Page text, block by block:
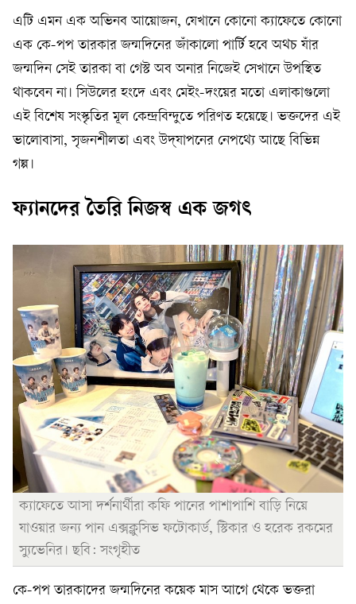
এটি এমন এক অভিনব আয়োজন, যেখানে কোনো ক্যাফেতে কোনো
এক কে-পপ তারকার জন্মদিনের জাঁকালো পার্টি হবে অথচ যাঁর
জন্মদিন সেই তারকা বা গেস্ট অব অনার নিজেই সেখানে উপস্থিত
থাকবেন না। সিউলের হংদে এবং মেইং-দংয়ের মতো এলাকাগুলো
এই বিশেষ সংস্কৃতির মূল কেন্দ্রবিন্দুতে পরিণত হয়েছে। ভক্তদের এই
ভালোবাসা, সৃজনশীলতা এবং উদ্‌যাপনের নেপথ্যে আছে বিভিন্ন
গল্প।
ফ্যানদের তৈরি নিজস্ব এক জগৎ
ক্যাফেতে আসা দর্শনার্থীরা কফি পানের পাশাপাশি বাড়ি নিয়ে
যাওয়ার জন্য পান এক্সক্লুসিভ ফটোকার্ড, স্টিকার ও হরেক রকমের
স্যুভেনির। ছবি: সংগৃহীত
কে-পপ তারকাদের জন্মদিনের কয়েক মাস আগে থেকে ভক্তরা